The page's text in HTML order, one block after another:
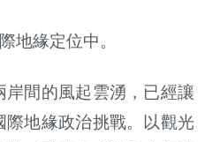
地緣定位中。
岸間的風起雲湧 ， 已經讓
際地緣政治挑戰。
以觀光